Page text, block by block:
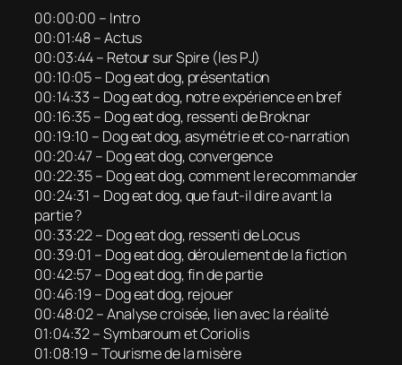
00:00:00 – Intro
00:01:48 – Actus
00:03:44 – Retour sur Spire (les PJ)
00:10:05 – Dog eat dog, présentation
00:14:33 – Dog eat dog, notre expérience en bref
00:16:35 – Dog eat dog, ressenti de Broknar
00:19:10 – Dog eat dog, asymétrie et co-narration
00:20:47 – Dog eat dog, convergence
00:22:35 – Dog eat dog, comment le recommander
00:24:31 – Dog eat dog, que faut-il dire avant la
partie ?
00:33:22 – Dog eat dog, ressenti de Locus
00:39:01 – Dog eat dog, déroulement de la fiction
00:42:57 – Dog eat dog, fin de partie
00:46:19 – Dog eat dog, rejouer
00:48:02 – Analyse croisée, lien avec la réalité
01:04:32 – Symbaroum et Coriolis
01:08:19 – Tourisme de la misère